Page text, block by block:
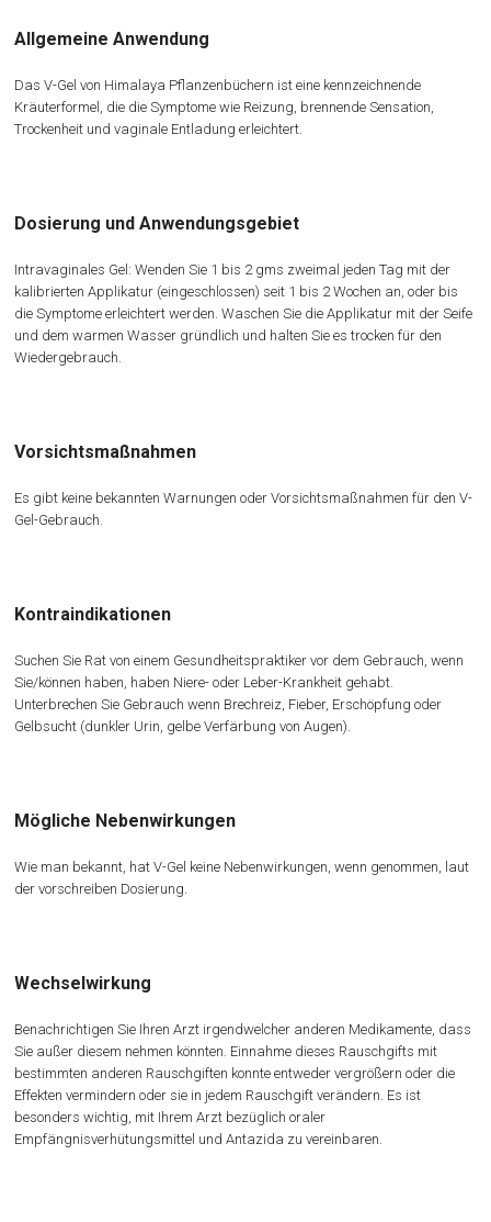
Allgemeine Anwendung
Das V-Gel von Himalaya Pflanzenbüchern ist eine kennzeichnende
Kräuterformel, die die Symptome wie Reizung, brennende Sensation,
Trockenheit und vaginale Entladung erleichtert.
Dosierung und Anwendungsgebiet
Intravaginales Gel: Wenden Sie 1 bis 2 gms zweimal jeden Tag mit der
kalibrierten Applikatur (eingeschlossen) seit 1 bis 2 Wochen an, oder bis
die Symptome erleichtert werden. Waschen Sie die Applikatur mit der Seife
und dem warmen Wasser gründlich und halten Sie es trocken für den
Wiedergebrauch.
Vorsichtsmaßnahmen
Es gibt keine bekannten Warnungen oder Vorsichtsmaßnahmen für den V-
Gel-Gebrauch.
Kontraindikationen
Suchen Sie Rat von einem Gesundheitspraktiker vor dem Gebrauch, wenn
Sie/können haben, haben Niere- oder Leber-Krankheit gehabt.
Unterbrechen Sie Gebrauch wenn Brechreiz, Fieber, Erschöpfung oder
Gelbsucht (dunkler Urin, gelbe Verfärbung von Augen).
Mögliche Nebenwirkungen
Wie man bekannt, hat V-Gel keine Nebenwirkungen, wenn genommen, laut
der vorschreiben Dosierung.
Wechselwirkung
Benachrichtigen Sie Ihren Arzt irgendwelcher anderen Medikamente, dass
Sie außer diesem nehmen könnten. Einnahme dieses Rauschgifts mit
bestimmten anderen Rauschgiften konnte entweder vergrößern oder die
Effekten vermindern oder sie in jedem Rauschgift verändern. Es ist
besonders wichtig, mit Ihrem Arzt bezüglich oraler
Empfängnisverhütungsmittel und Antazida zu vereinbaren.